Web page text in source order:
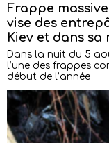
Frappe
vise des
Kiev et dans sa
Dans la nuit du 5
l’une des frappes
début de l’année